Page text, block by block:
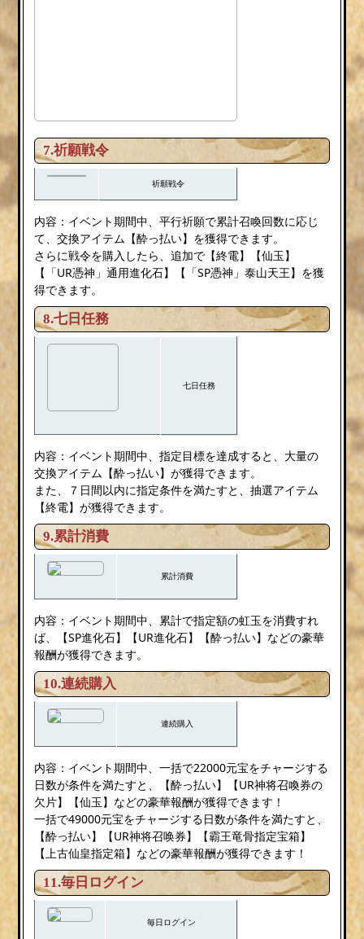
7.祈願戦令
祈願戦令
内容：イベント期間中、平行祈願で累計召喚回数に応じ
て、交換アイテム【酔っ払い】を獲得できます。
さらに戦令を購入したら、追加で【終電】【仙玉】
【「UR憑神」通用進化石】【「SP憑神」泰山天王】を獲
得できます。
8.七日任務
七日任務
内容：イベント期間中、指定目標を達成すると、大量の
交換アイテム【酔っ払い】が獲得できます。
また、７日間以内に指定条件を満たすと、抽選アイテム
【終電】が獲得できます。
9.累計消費
累計消費
内容：イベント期間中、累計で指定額の虹玉を消費すれ
ば、【SP進化石】【UR進化石】【酔っ払い】などの豪華
報酬が獲得できます。
10.連続購入
連続購入
内容：イベント期間中、一括で22000元宝をチャージする
日数が条件を満たすと、【酔っ払い】【UR神将召喚券の
欠片】【仙玉】などの豪華報酬が獲得できます！
一括で49000元宝をチャージする日数が条件を満たすと、
【酔っ払い】【UR神将召唤券】【霸王竜骨指定宝箱】
【上古仙皇指定箱】などの豪華報酬が獲得できます！
11.毎日ログイン
毎日ログイン